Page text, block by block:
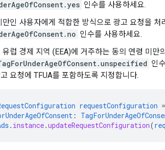
인수를 사용하세요.
만인 사용자에게 적합한 방식으로 광고 요청을 처
인수를 사용하세요.
럽 경제 지역 (EEA)에 거주하는 동의 연령 미
인
요청에 TFUA를 포함하도록 지정합니다.
requestConfiguration =
:
. instance.updateRequestConfiguration(